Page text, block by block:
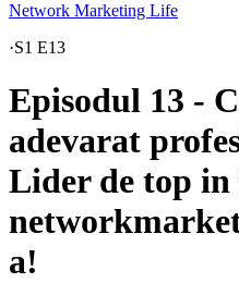
Network Marketing Life
·S1 E13
Episodul 13 -
adevarat
Lider de top
a!